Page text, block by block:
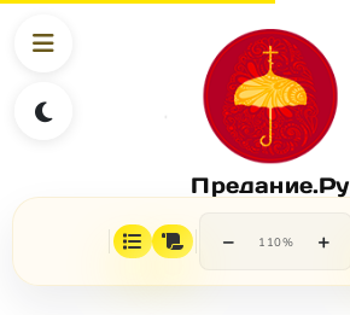
Предание.Ру
− 110% +